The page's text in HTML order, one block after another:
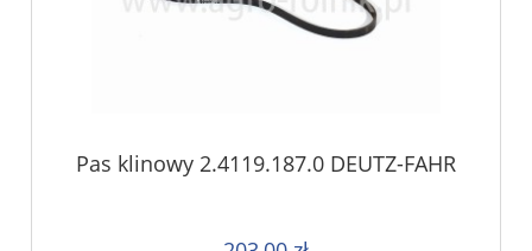
Pas klinowy 2.4119.187.0 DEUTZ-FAHR